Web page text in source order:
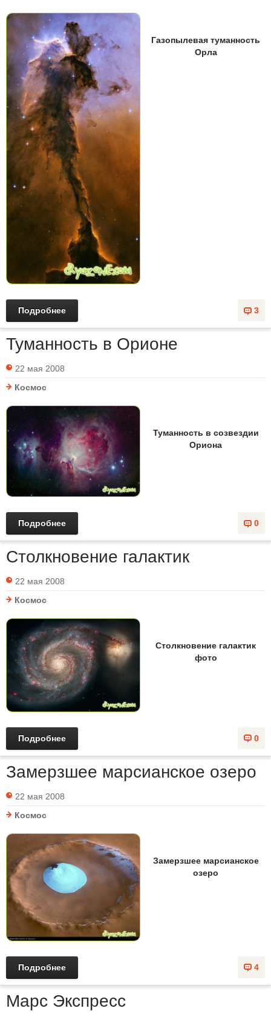
Газопылевая туманность
Орла
3
Подробнее
Туманность в Орионе
22 мая 2008
Космос
Туманность в созвездии
Ориона
0
Подробнее
Столкновение галактик
22 мая 2008
Космос
Столкновение галактик
фото
0
Подробнее
Замерзшее марсианское озеро
22 мая 2008
Космос
Замерзшее марсианское
озеро
4
Подробнее
Марс Экспресс